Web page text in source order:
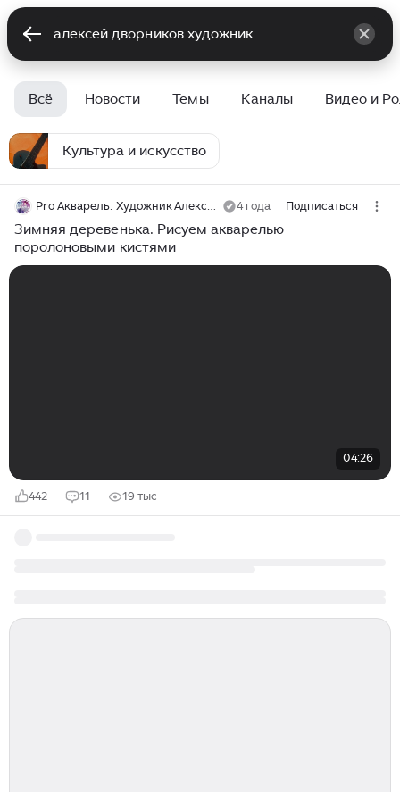
Всё Новости Темы Каналы Видео и
Культура и искусство
Pro Акварель. Художник Алексей Харитонов 4 года Подписаться
Зимняя деревенька. Рисуем акварелью
поролоновыми кистями
04:26
442 11 19 тыс